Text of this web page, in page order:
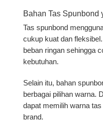
Bahan Tas Spunbond
Tas spunbond
cukup kuat dan
beban ringan sehingga
kebutuhan.
Selain itu, bahan
berbagai pilihan warna.
dapat memilih warna
brand.